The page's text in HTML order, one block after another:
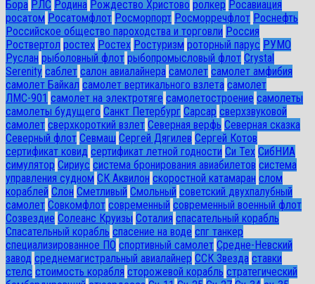
Бора РЛС Родина Рождество Христово ролкер Росавиация
росатом Росатомфлот Росморпорт Росморречфлот Роснефть
Российское общество пароходства и торговли Россия
Роствертол ростех Ростех Ростуризм роторный парус РУМО
Руслан рыболовный флот рыбопромысловый флот Сrystal
Serenity саблет салон авиалайнера самолет самолет амфибия
самолет Байкал самолет вертикального взлета самолет
ЛМС-901 самолет на электротяге самолетостроение самолеты
самолеты будущего Санкт Петербург Сарсар сверхзвуковой
самолет сверхкороткий взлет Северная верфь Северная сказка
Северный флот Севмаш Сергей Дягилев Сергей Котов
сертификат ковид сертификат летной годности Си Тех СибНИА
симулятор Сириус система бронирования авиабилетов система
управления судном СК Аквилон скоростной катамаран слом
кораблей Слон Сметливый Смольный советский двухпалубный
самолет Совкомфлот современный современный военный флот
Созвездие Солеанс Круизы Соталия спасательный корабль
Спасательный корабль спасение на воде спг танкер
специализированное ПО спортивный самолет Средне-Невский
завод среднемагистральный авиалайнер ССК Звезда ставки
стелс стоимость корабля сторожевой корабль стратегический